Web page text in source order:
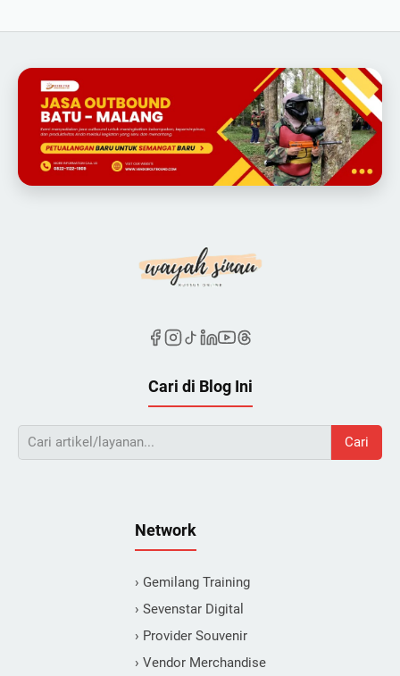
Cari di Blog Ini
Cari
Network
› Gemilang Training
› Sevenstar Digital
› Provider Souvenir
› Vendor Merchandise